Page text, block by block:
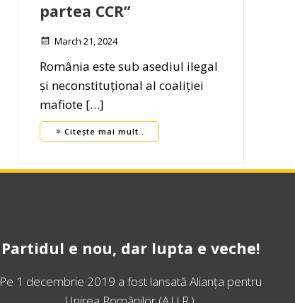
partea CCR”
March 21, 2024
România este sub asediul ilegal
și neconstituțional al coaliției
mafiote […]
Citește mai mult..
Partidul e nou, dar lupta e veche!
Pe 1 decembrie 2019 a fost lansatăAlianța pentru